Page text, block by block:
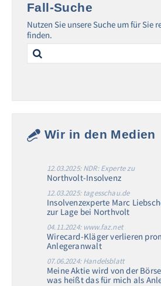
Fall-Suche
Nutzen Sie unsere Suche um für Sie
finden.
Search
for:
Wir in den Medien
12.03.2025: NDR: Experte zu
Northvolt-Insolvenz
12.03.2025: tagesschau.de
Insolvenzexperte Marc
zur Lage bei Northvolt
04.11.2024: www.faz.net
Wirecard-Kläger verlieren
Anlegeranwalt
07.06.2024: Handelsblatt
Meine Aktie wird von der
was heißt das für mich als